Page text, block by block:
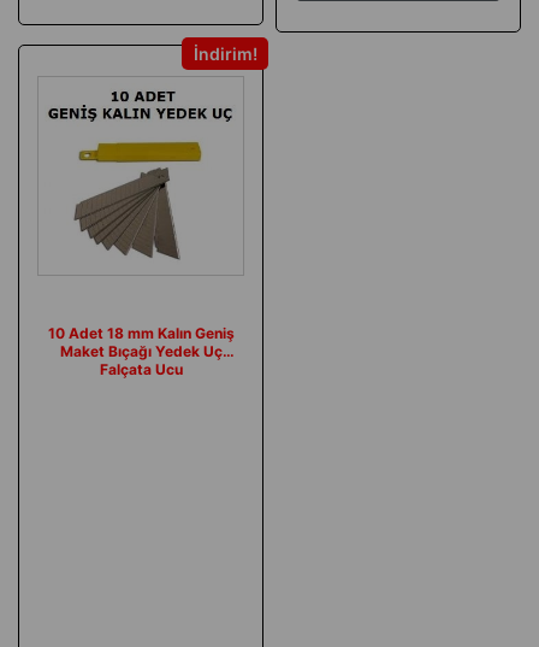
10 Adet 18 mm Kalın Geniş
Maket Bıçağı Yedek Uç
Falçata Ucu
İndirim